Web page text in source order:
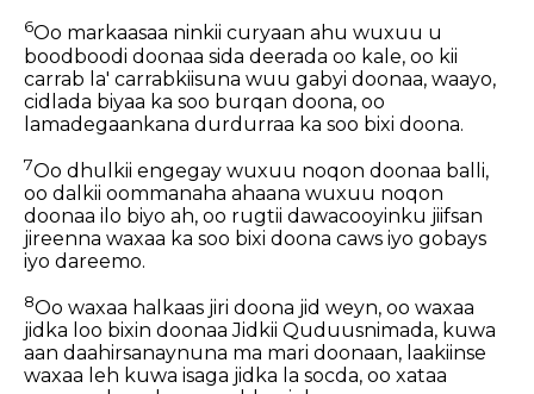
6Oo markaasaa ninkii curyaan ahu wuxuu u
boodboodi doonaa sida deerada oo kale, oo kii
carrab la' carrabkiisuna wuu gabyi doonaa, waayo,
cidlada biyaa ka soo burqan doona, oo
lamadegaankana durdurraa ka soo bixi doona.
7Oo dhulkii engegay wuxuu noqon doonaa balli,
oo dalkii oommanaha ahaana wuxuu noqon
doonaa ilo biyo ah, oo rugtii dawacooyinku jiifsan
jireenna waxaa ka soo bixi doona caws iyo gobays
iyo dareemo.
8Oo waxaa halkaas jiri doona jid weyn, oo waxaa
jidka loo bixin doonaa Jidkii Quduusnimada, kuwa
aan daahirsanaynuna ma mari doonaan, laakiinse
waxaa leh kuwa isaga jidka la socda, oo xataa